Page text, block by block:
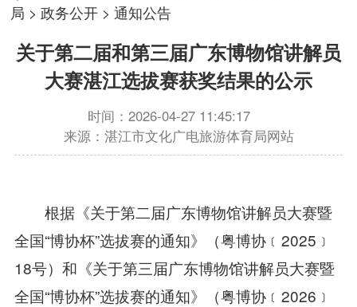
局 >政务公开 >通知公告
关于第二届和第三届广东博物馆讲解员
大赛湛江选拔赛获奖结果的公示
时间：2026-04-27 11:45:17
来源：湛江市文化广电旅游体育局网站
根据《关于第二届广东博物馆讲解员大赛暨
全国“博协杯”选拔赛的通知》（粤博协﹝2025﹞
18号）和《关于第三届广东博物馆讲解员大赛暨
全国“博协杯”选拔赛的通知》（粤博协﹝2026﹞